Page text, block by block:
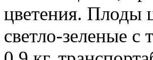
цветения. Плоды
светло-зеленые